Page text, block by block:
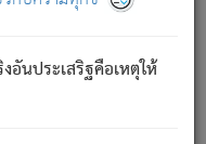
นประเสริฐคือเหตุให้
พอันเป็นแล้วนั้น ย่อม
ามมีแห่งประโยชน์โดย
ไม่เที่ยง เป็นทุกข์ มี